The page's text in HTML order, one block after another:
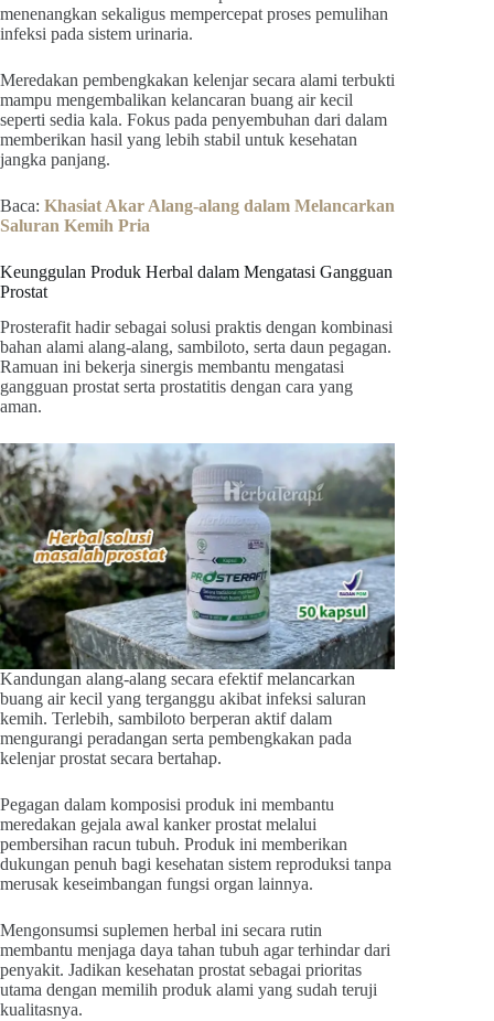
menenangkan sekaligus mempercepat proses pemulihan
infeksi pada sistem urinaria.
Meredakan pembengkakan kelenjar secara alami terbukti
mampu mengembalikan kelancaran buang air kecil
seperti sedia kala. Fokus pada penyembuhan dari dalam
memberikan hasil yang lebih stabil untuk kesehatan
jangka panjang.
Baca: Khasiat Akar Alang-alang dalam Melancarkan
Saluran Kemih Pria
Keunggulan Produk Herbal dalam Mengatasi Gangguan
Prostat
Prosterafit hadir sebagai solusi praktis dengan kombinasi
bahan alami alang-alang, sambiloto, serta daun pegagan.
Ramuan ini bekerja sinergis membantu mengatasi
gangguan prostat serta prostatitis dengan cara yang
aman.
Kandungan alang-alang secara efektif melancarkan
buang air kecil yang terganggu akibat infeksi saluran
kemih. Terlebih, sambiloto berperan aktif dalam
mengurangi peradangan serta pembengkakan pada
kelenjar prostat secara bertahap.
Pegagan dalam komposisi produk ini membantu
meredakan gejala awal kanker prostat melalui
pembersihan racun tubuh. Produk ini memberikan
dukungan penuh bagi kesehatan sistem reproduksi tanpa
merusak keseimbangan fungsi organ lainnya.
Mengonsumsi suplemen herbal ini secara rutin
membantu menjaga daya tahan tubuh agar terhindar dari
penyakit. Jadikan kesehatan prostat sebagai prioritas
utama dengan memilih produk alami yang sudah teruji
kualitasnya.